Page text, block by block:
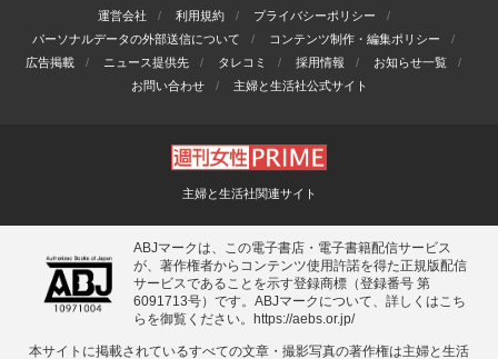
運営会社 利用規約
プライバシーポリシー
パーソナルデータの外部送信について
コンテンツ制作・編集ポリシー
広告掲載
ニュース提供先 タレコミ 採用情報
お知らせ一覧
お問い合わせ
主婦と生活社公式サイト
主婦と生活社関連サイト
ABJマークは、この電子書店・電子書籍配信サービス
が、著作権者からコンテンツ使用許諾を得た正規版配信
サービスであることを示す登録商標（登録番号 第
6091713号）です。ABJマークについて、詳しくはこち
らを御覧ください。
https://aebs.or.jp/
本サイトに掲載されているすべての⽂章・撮影写真の著作権は主婦と⽣活